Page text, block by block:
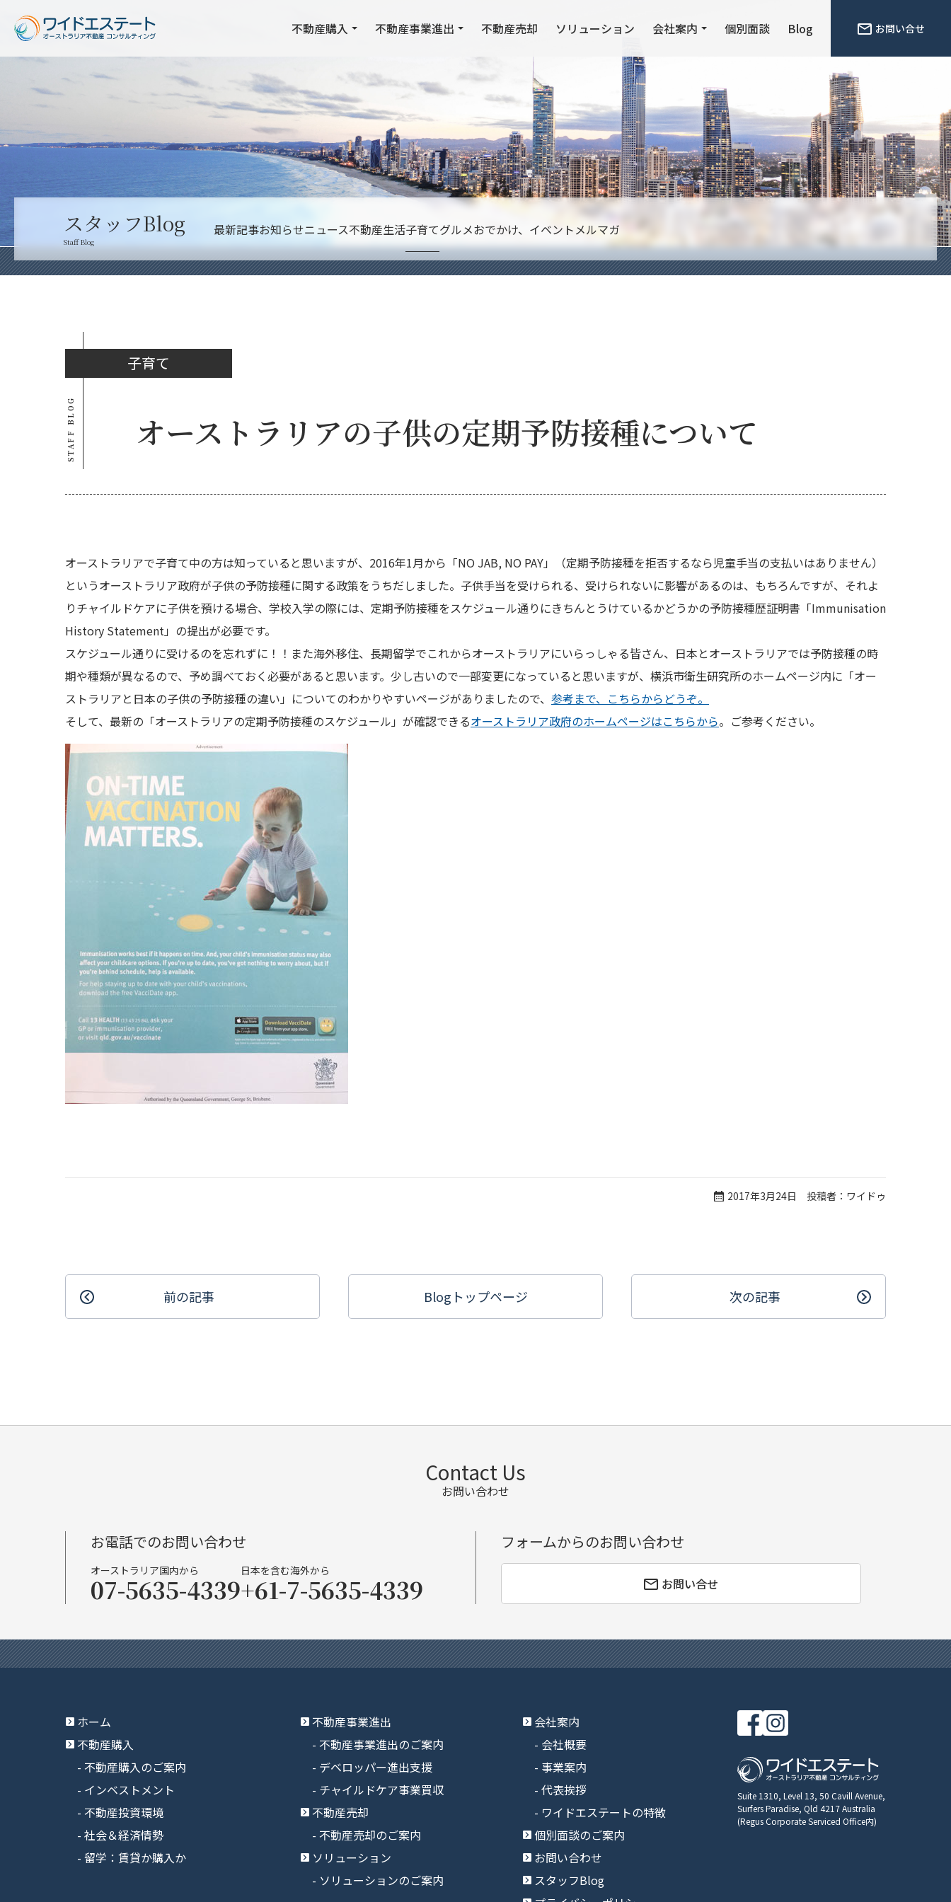
不動産購入 不動産事業進出 不動産売却 ソリューション 会社案内 個別面談 Blog お問い合せ
スタッフBlog
Staff Blog
最新記事お知らせニュース不動産生活子育てグルメおでかけ、イベント メルマガ
子育て
STAFF BLOG オーストラリアの子供の定期予防接種について
オーストラリアで子育て中の方は知っていると思いますが、2016年1月から「NO JAB, NO PAY」（定期予防接種を拒否するなら児童手当の支払いはありません）
というオーストラリア政府が子供の予防接種に関する政策をうちだしました。子供手当を受けられる、受けられないに影響があるのは、もちろんですが、それよ
りチャイルドケアに子供を預ける場合、学校入学の際には、定期予防接種をスケジュール通りにきちんとうけているかどうかの予防接種歴証明書「Immunisation
History Statement」の提出が必要です。
スケジュール通りに受けるのを忘れずに！！また海外移住、長期留学でこれからオーストラリアにいらっしゃる皆さん、日本とオーストラリアでは予防接種の時
期や種類が異なるので、予め調べておく必要があると思います。少し古いので一部変更になっていると思いますが、横浜市衛生研究所のホームページ内に「オー
ストラリアと日本の子供の予防接種の違い」についてのわかりやすいページがありましたので、 参考まで、こちらからどうぞ。
そして、最新の「オーストラリアの定期予防接種のスケジュール」が確認できるオーストラリア政府のホームページはこちらから。ご参考ください。
2017年3月24日 投稿者：ワイドゥ
前の記事 Blogトップページ 次の記事
Contact Us
お問い合わせ
お電話でのお問い合わせ
オーストラリア国内から
07-5635-4339
日本を含む海外から
+61-7-5635-4339
フォームからのお問い合わせ
お問い合せ
ホーム
不動産購入
不動産購入のご案内
インベストメント
不動産投資環境
社会＆経済情勢
留学：賃貸か購入か
不動産事業進出
不動産事業進出のご案内
デベロッパー進出支援
チャイルドケア事業買収
不動産売却
不動産売却のご案内
ソリューション
ソリューションのご案内
会社案内
会社概要
事業案内
代表挨拶
ワイドエステートの特徴
個別面談のご案内
お問い合わせ
スタッフBlog
Suite 1310, Level 13, 50 Cavill Avenue,
Surfers Paradise, Qld 4217 Australia
(Regus Corporate Serviced Office内)